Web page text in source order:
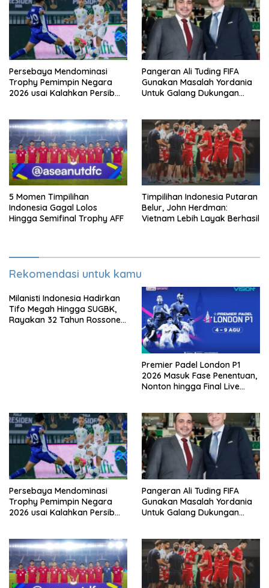
Persebaya Mendominasi
Trophy Pemimpin Negara
2026 usai Kalahkan Persib
Pangeran Ali Tuding FIFA
Gunakan Masalah Yordania
Untuk Galang Dukungan
5 Momen Timpilihan
Indonesia Gagal Lolos
Hingga Semifinal Trophy AFF
Timpilihan Indonesia Putaran
Belur, John Herdman:
Vietnam Lebih Layak Berhasil
Rekomendasi untuk kamu
Milanisti Indonesia Hadirkan
Tifo Megah Hingga SUGBK,
Rayakan 32 Tahun Rossoneri
Premier Padel London P1
2026 Masuk Fase Penentuan,
Nonton hingga Final Live
Persebaya Mendominasi
Trophy Pemimpin Negara
2026 usai Kalahkan Persib
Pangeran Ali Tuding FIFA
Gunakan Masalah Yordania
Untuk Galang Dukungan